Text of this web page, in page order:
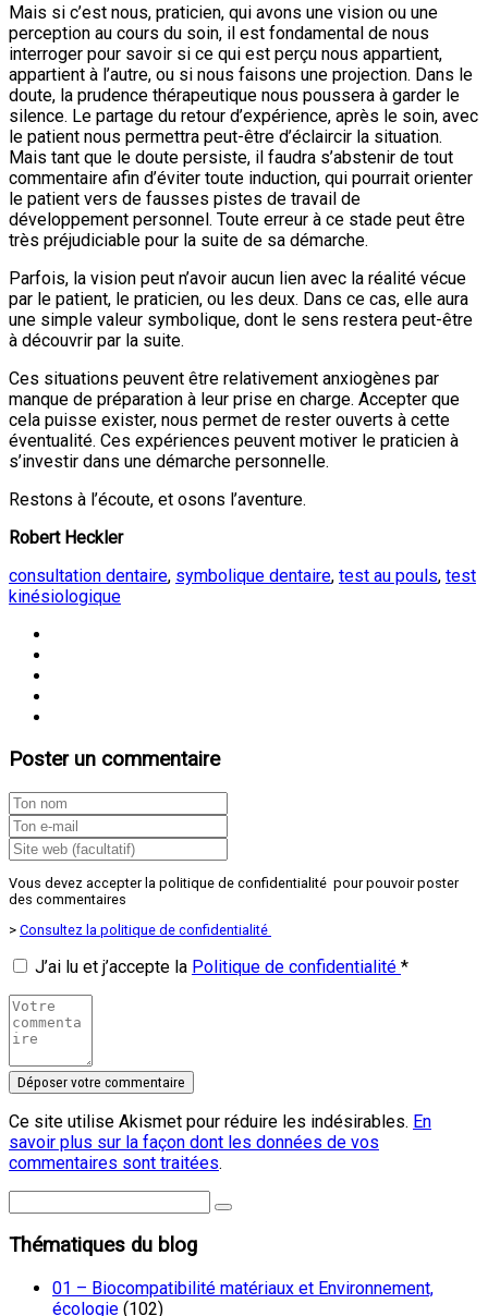
Mais si c’est nous, praticien, qui avons une vision ou une
perception au cours du soin, il est fondamental de nous
interroger pour savoir si ce qui est perçu nous appartient,
appartient à l’autre, ou si nous faisons une projection. Dans le
doute, la prudence thérapeutique nous poussera à garder le
silence. Le partage du retour d’expérience, après le soin, avec
le patient nous permettra peut-être d’éclaircir la situation.
Mais tant que le doute persiste, il faudra s’abstenir de tout
commentaire afin d’éviter toute induction, qui pourrait orienter
le patient vers de fausses pistes de travail de
développement personnel. Toute erreur à ce stade peut être
très préjudiciable pour la suite de sa démarche.
Parfois, la vision peut n’avoir aucun lien avec la réalité vécue
par le patient, le praticien, ou les deux. Dans ce cas, elle aura
une simple valeur symbolique, dont le sens restera peut-être
à découvrir par la suite.
Ces situations peuvent être relativement anxiogènes par
manque de préparation à leur prise en charge. Accepter que
cela puisse exister, nous permet de rester ouverts à cette
éventualité. Ces expériences peuvent motiver le praticien à
s’investir dans une démarche personnelle.
Restons à l’écoute, et osons l’aventure.
Robert Heckler
consultation dentaire, symbolique dentaire, test au pouls, test
kinésiologique
Poster un commentaire
Vous devez accepter la politique de confidentialité pour pouvoir poster
des commentaires
> Consultez la politique de confidentialité
J’ai lu et j’accepte la Politique de confidentialité *
Ce site utilise Akismet pour réduire les indésirables. En
savoir plus sur la façon dont les données de vos
commentaires sont traitées.
Thématiques du blog
01 – Biocompatibilité matériaux et Environnement,
écologie (102)